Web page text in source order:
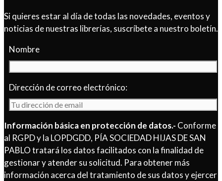
Si quieres estar al día de todas las novedades, eventos y
noticias de nuestras librerías, suscríbete a nuestro boletín.
Nombre
Dirección de correo electrónico:
Información básica en protección de datos.- Conforme
al RGPD y la LOPDGDD, PÍA SOCIEDAD HIJAS DE SAN
PABLO tratará los datos facilitados con la finalidad de
gestionar y atender su solicitud. Para obtener más
información acerca del tratamiento de sus datos y ejercer